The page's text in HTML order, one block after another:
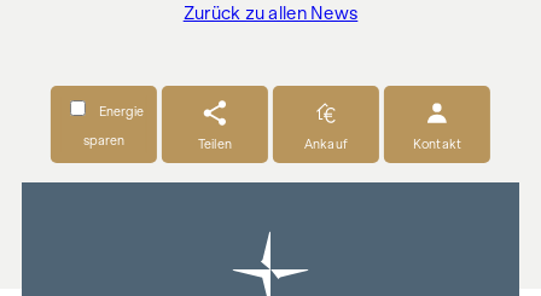
Zurück zu allen News
Energie
sparen
Teilen Ankauf Kontakt